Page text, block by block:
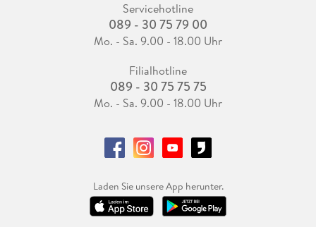
Servicehotline
089 - 30 75 79 00
Mo. - Sa. 9.00 - 18.00 Uhr
Filialhotline
089 - 30 75 75 75
Mo. - Sa. 9.00 - 18.00 Uhr
Laden Sie unsere App herunter.